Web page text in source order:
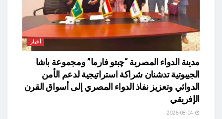
أخبار
مدينة الدواء المصرية “چبتو فارما” ومجموعة باشا
الجيبوتية تدشنان شراكة استراتيجية لدعم الأمن
الدوائي وتعزيز نفاذ الدواء المصري إلى أسواق القرن
الإفريقي